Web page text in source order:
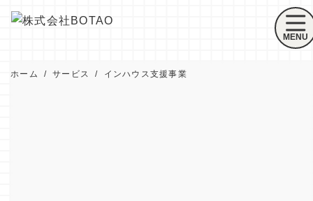
ホーム サービス インハウス支援事業